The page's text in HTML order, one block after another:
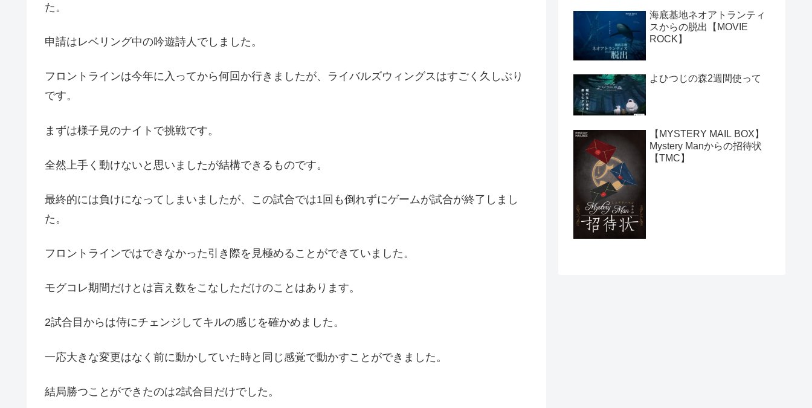
た。
申請はレベリング中の吟遊詩人でしました。
フロントラインは今年に入ってから何回か行きましたが、ライバルズウィングスはすごく久しぶり
です。
まずは様子見のナイトで挑戦です。
全然上手く動けないと思いましたが結構できるものです。
最終的には負けになってしまいましたが、この試合では1回も倒れずにゲームが試合が終了しまし
た。
フロントラインではできなかった引き際を見極めることができていました。
モグコレ期間だけとは言え数をこなしただけのことはあります。
2試合目からは侍にチェンジしてキルの感じを確かめました。
一応大きな変更はなく前に動かしていた時と同じ感覚で動かすことができました。
結局勝つことができたのは2試合目だけでした。
海底基地ネオアトランティ
スからの脱出【MOVIE
ROCK】
よひつじの森2週間使って
【MYSTERY MAIL BOX】
Mystery Manからの招待状
【TMC】